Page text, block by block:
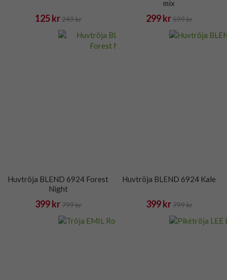
125 kr 249 kr
mix
299 kr 599 kr
Huvtröja BLEND 6924 Forest
Night
399 kr 799 kr
Huvtröja BLEND 6924 Kale
399 kr 799 kr